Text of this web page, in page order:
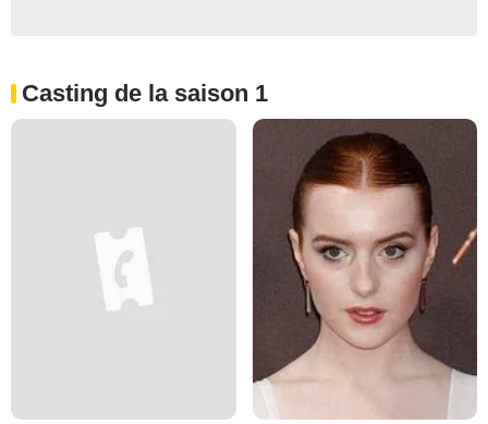
Casting de la saison 1